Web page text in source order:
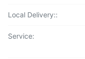
Local Delivery::
Service: